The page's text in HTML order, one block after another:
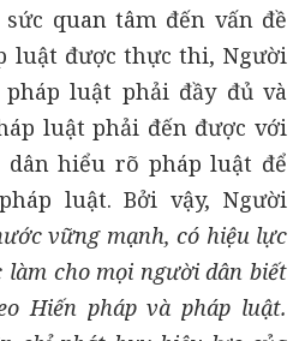
quan tâm đến vấn đề
luật được thực thi, Người
luật phải đầy đủ và
luật phải đến được với
hiểu rõ pháp luật để
luật. Bởi vậy, Người
vững mạnh, có hiệu lực
cho mọi người dân biết
Hiến pháp và pháp luật.